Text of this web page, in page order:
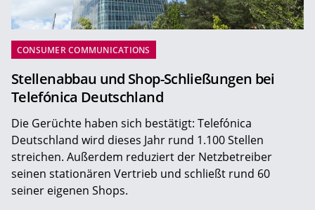
CONSUMER COMMUNICATIONS
Stellenabbau und Shop-Schließungen bei
Telefónica Deutschland
Die Gerüchte haben sich bestätigt: Telefónica
Deutschland wird dieses Jahr rund 1.100 Stellen
streichen. Außerdem reduziert der Netzbetreiber
seinen stationären Vertrieb und schließt rund 60
seiner eigenen Shops.